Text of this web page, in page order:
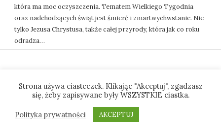
która ma moc oczyszczenia. Tematem Wielkiego Tygodnia
oraz nadchodzących świąt jest śmierć i zmartwychwstanie. Nie
tylko Jezusa Chrystusa, także całej przyrody, która jak co roku
odradza…
Strona używa ciasteczek. Klikając "Akceptuj", zgadzasz
się, żeby zapisywane były WSZYSTKIE ciastka.
Polityka prywatności AKCEPTUJ